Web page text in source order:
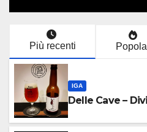
Più recenti
IGA
Delle Cave –